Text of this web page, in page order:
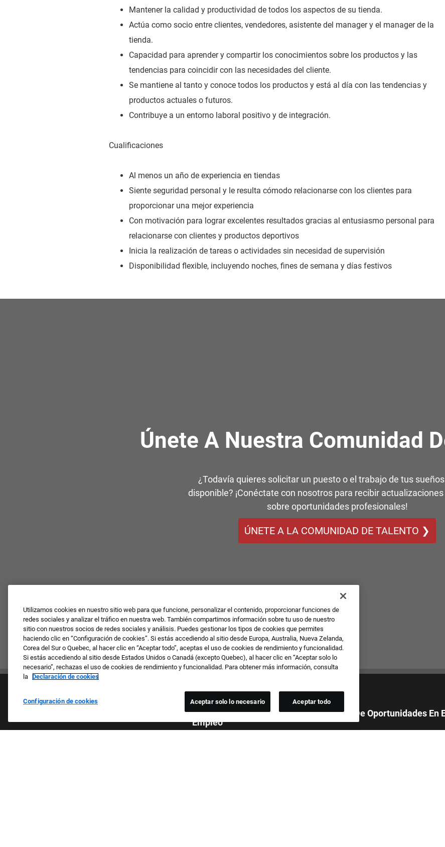
Mantener la calidad y productividad de todos los aspectos de su tienda.
Actúa como socio entre clientes, vendedores, asistente del manager y el manager de la
tienda.
Capacidad para aprender y compartir los conocimientos sobre los productos y las
tendencias para coincidir con las necesidades del cliente.
Se mantiene al tanto y conoce todos los productos y está al día con las tendencias y
productos actuales o futuros.
Contribuye a un entorno laboral positivo y de integración.
Cualificaciones
Al menos un año de experiencia en tiendas
Siente seguridad personal y le resulta cómodo relacionarse con los clientes para
proporcionar una mejor experiencia
Con motivación para lograr excelentes resultados gracias al entusiasmo personal para
relacionarse con clientes y productos deportivos
Inicia la realización de tareas o actividades sin necesidad de supervisión
Disponibilidad flexible, incluyendo noches, fines de semana y días festivos
Únete A Nuestra Comunidad
¿Todavía quieres solicitar un puesto o el trabajo de tus
disponible? ¡Conéctate con nosotros para recibir
sobre oportunidades profesionales!
ÚNETE A LA COMUNIDAD DE TALENTO ❯
Empresa Orgullosa De Ofrecer Igualdad De Oportunidades En
Empleo
Utilizamos cookies en nuestro sitio web para que funcione, personalizar el contenido, proporcionar funciones de
redes sociales y analizar el tráfico en nuestra web. También compartimos información sobre tu uso de nuestro
sitio con nuestros socios de redes sociales y análisis. Puedes gestionar los tipos de cookies que permites
haciendo clic en “Configuración de cookies”. Si estás accediendo al sitio desde Europa, Australia, Nueva Zelanda,
Corea del Sur o Quebec, al hacer clic en “Aceptar todo”, aceptas el uso de cookies de rendimiento y funcionalidad.
Si estás accediendo al sitio desde Estados Unidos o Canadá (excepto Quebec), al hacer clic en “Aceptar solo lo
necesario”, rechazas el uso de cookies de rendimiento y funcionalidad. Para obtener más información, consulta
la Declaración de cookies
Configuración de cookies Aceptar solo lo necesario Aceptar todo